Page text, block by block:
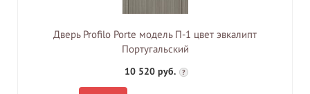
Дверь Profilo Porte модель П-1 цвет эвкалипт
Португальский
10 520 руб. ?